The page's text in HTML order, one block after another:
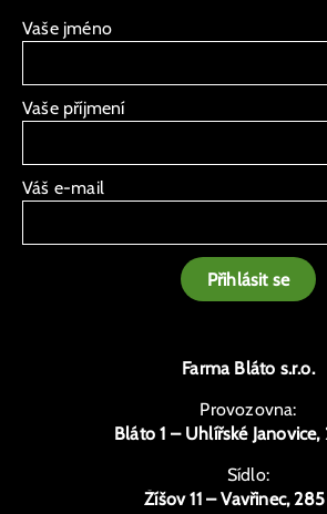
Vaše jméno
Vaše příjmení
Váš e-mail
Přihlásit se
Farma Bláto s.r.o.
Provozovna:
Bláto 1 – Uhlířské
Sídlo:
Žíšov 11 – Vavřinec,